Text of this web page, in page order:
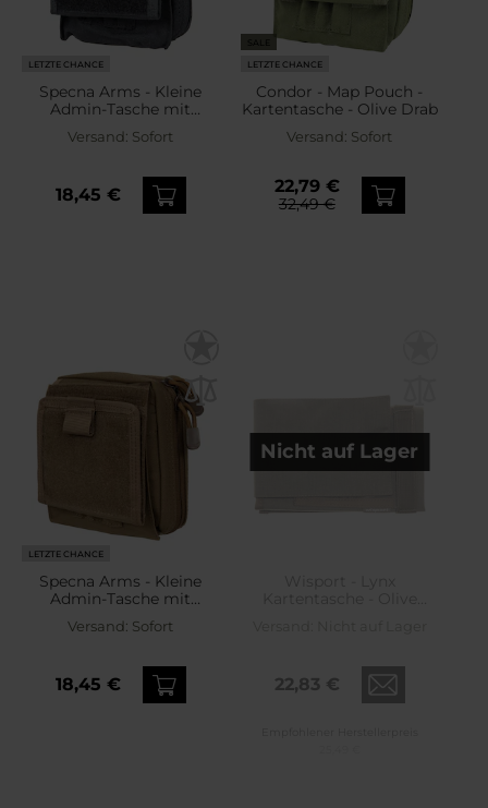
LETZTE CHANCE
Specna Arms - Kleine
Admin-Tasche mit
Kartentasche - Black
Versand: Sofort
18,45 €
SALE
LETZTE CHANCE
Condor - Map Pouch -
Kartentasche - Olive Drab
Versand: Sofort
22,79 €
32,49 €
LETZTE CHANCE
Specna Arms - Kleine
Admin-Tasche mit
Kartentasche - Tan
Versand: Sofort
18,45 €
Nicht auf Lager
22,83 €